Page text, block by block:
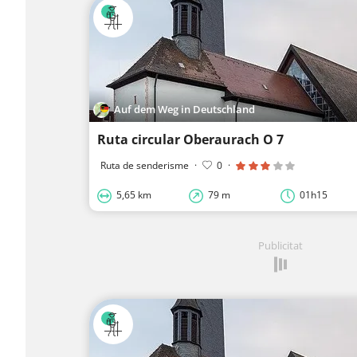
Auf dem Weg in Deutschland
Ruta circular Oberaurach O 7
Ruta de senderisme · 0 ·
5,65 km 79 m 01h15
Publicitat